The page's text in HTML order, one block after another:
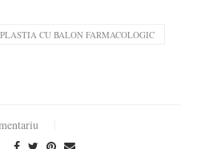
CU BALON FARMACOLOGIC